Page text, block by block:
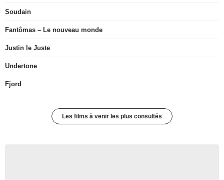
Soudain
Fantômas – Le nouveau monde
Justin le Juste
Undertone
Fjord
Les films à venir les plus consultés